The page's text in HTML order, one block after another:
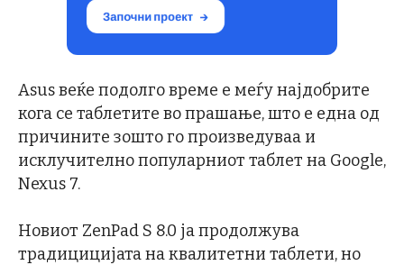
Asus веќе подолго време е меѓу најдобрите
кога се таблетите во прашање, што е една од
причините зошто го произведуваа и
исклучително популарниот таблет на Google,
Nexus 7.
Новиот ZenPad S 8.0 ја продолжува
традицицијата на квалитетни таблети, но